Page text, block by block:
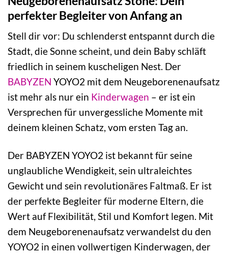
perfekter Begleiter von Anfang an
Stell dir vor: Du schlenderst entspannt durch die
Stadt, die Sonne scheint, und dein Baby schläft
friedlich in seinem kuscheligen Nest. Der
BABYZEN YOYO2 mit dem Neugeborenenaufsatz
ist mehr als nur ein Kinderwagen – er ist ein
Versprechen für unvergessliche Momente mit
deinem kleinen Schatz, vom ersten Tag an.
Der BABYZEN YOYO2 ist bekannt für seine
unglaubliche Wendigkeit, sein ultraleichtes
Gewicht und sein revolutionäres Faltmaß. Er ist
der perfekte Begleiter für moderne Eltern, die
Wert auf Flexibilität, Stil und Komfort legen. Mit
dem Neugeborenenaufsatz verwandelst du den
YOYO2 in einen vollwertigen Kinderwagen, der